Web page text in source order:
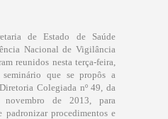
de Estado de Saúde
Nacional de Vigilância
reunidos nesta terça-feira,
que se propôs a
Colegiada nº 49, da
de 2013, para
padronizar procedimentos e